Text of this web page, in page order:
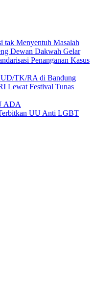
tak Menyentuh Masalah
Dewan Dakwah Gelar
Penanganan Kasus
TK/RA di Bandung
Lewat Festival Tunas
ADA
UU Anti LGBT